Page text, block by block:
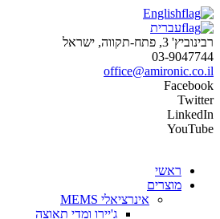
English
עברית
רבינוביץ' 3, פתח-תקווה, ישראל
03-9047744
office@amironic.co.il
Facebook
Twitter
LinkedIn
YouTube
ראשי
מוצרים
אינרציאלי MEMS
ג'יירו ומדי תאוצה